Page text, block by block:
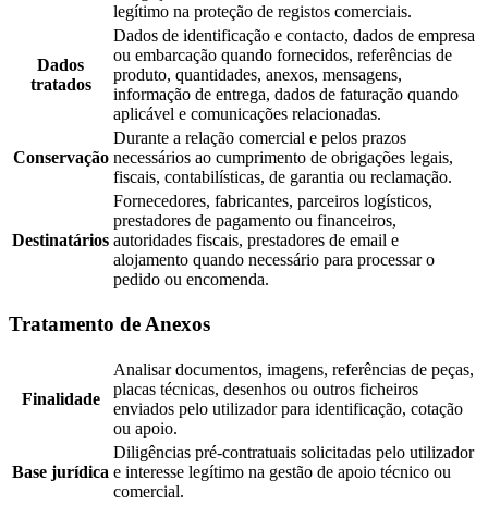
legítimo na proteção de registos comerciais.
Dados
tratados
Dados de identificação e contacto, dados de empresa
ou embarcação quando fornecidos, referências de
produto, quantidades, anexos, mensagens,
informação de entrega, dados de faturação quando
aplicável e comunicações relacionadas.
Conservação
Durante a relação comercial e pelos prazos
necessários ao cumprimento de obrigações legais,
fiscais, contabilísticas, de garantia ou reclamação.
Destinatários
Fornecedores, fabricantes, parceiros logísticos,
prestadores de pagamento ou financeiros,
autoridades fiscais, prestadores de email e
alojamento quando necessário para processar o
pedido ou encomenda.
Tratamento de Anexos
Finalidade
Analisar documentos, imagens, referências de peças,
placas técnicas, desenhos ou outros ficheiros
enviados pelo utilizador para identificação, cotação
ou apoio.
Base jurídica
Diligências pré-contratuais solicitadas pelo utilizador
e interesse legítimo na gestão de apoio técnico ou
comercial.